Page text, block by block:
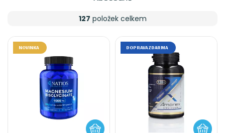
127 položek celkem
NOVINKA DOPRAVA ZDARMA